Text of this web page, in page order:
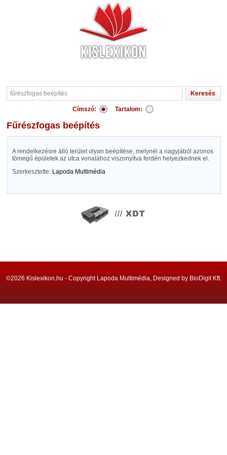
Címszó: Tartalom:
fűrészfogas beépítés
A rendelkezésre álló terület olyan beépítése, melynél a nagyjából azonos
tömegű épületek az utca vonalához viszonyítva ferdén helyezkednek el.
Szerkesztette: Lapoda Multimédia
©2026 Kislexikon.hu - Copyright Lapoda Multimédia, Designed by BioDigit Kft.